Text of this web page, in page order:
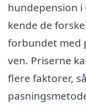
hundepension
kende de
forbundet med
ven. Priserne
flere faktorer,